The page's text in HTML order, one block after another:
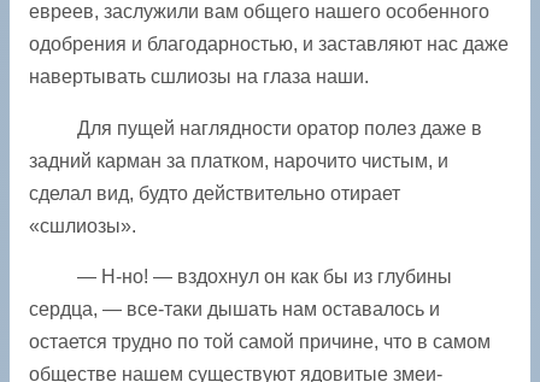
евреев, заслужили вам общего нашего особенного
одобрения и благодарностью, и заставляют нас даже
навертывать сшлиозы на глаза наши.
Для пущей наглядности оратор полез даже в
задний карман за платком, нарочито чистым, и
сделал вид, будто действительно отирает
«сшлиозы».
— Н-но! — вздохнул он как бы из глубины
сердца, — все-таки дышать нам оставалось и
остается трудно по той самой причине, что в самом
обществе нашем существуют ядовитые змеи-